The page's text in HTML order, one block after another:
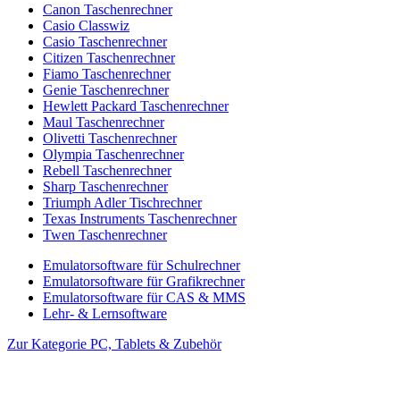
Canon Taschenrechner
Casio Classwiz
Casio Taschenrechner
Citizen Taschenrechner
Fiamo Taschenrechner
Genie Taschenrechner
Hewlett Packard Taschenrechner
Maul Taschenrechner
Olivetti Taschenrechner
Olympia Taschenrechner
Rebell Taschenrechner
Sharp Taschenrechner
Triumph Adler Tischrechner
Texas Instruments Taschenrechner
Twen Taschenrechner
Emulatorsoftware für Schulrechner
Emulatorsoftware für Grafikrechner
Emulatorsoftware für CAS & MMS
Lehr- & Lernsoftware
Zur Kategorie PC, Tablets & Zubehör